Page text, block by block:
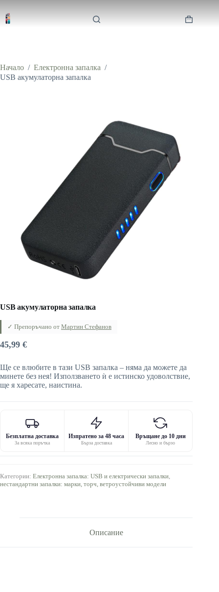
content
Shopping
Начало / Електронна запалка /
USB акумулаторна запалка
USB акумулаторна запалка
✓ Препоръчано от Мартин Стефанов
45,99 €
Ще се влюбите в тази USB запалка – няма да можете да
минете без нея! Използването ѝ е истинско удоволствие,
ще я харесате, наистина.
Безплатна доставка
За всяка поръчка
Изпратено за 48 часа
Бърза доставка
Връщане до 10 дни
Лесно и бързо
Категории: Електронна запалка: USB и електрически запалки
нестандартни запалки: марки, торч, ветроустойчиви модели
Описание